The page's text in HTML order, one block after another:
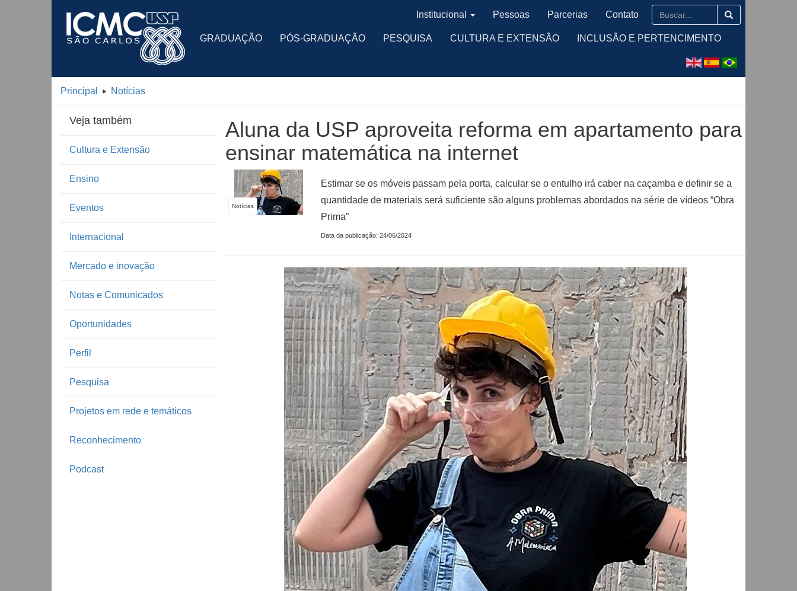
GRADUAÇÃO PÓS-GRADUAÇÃO PESQUISA CULTURA E EXTENSÃO INCLUSÃO E PERTENCIMENTO
Institucional Pessoas Parcerias Contato
Principal Notícias
Veja também
Cultura e Extensão
Ensino
Eventos
Internacional
Mercado e inovação
Notas e Comunicados
Oportunidades
Perfil
Pesquisa
Projetos em rede e temáticos
Reconhecimento
Podcast
Aluna da USP aproveita reforma em apartamento para
ensinar matemática na internet
Notícias
Estimar se os móveis passam pela porta, calcular se o entulho irá caber na caçamba e definir se a
quantidade de materiais será suficiente são alguns problemas abordados na série de vídeos “Obra
Prima”
Data da publicação: 24/06/2024